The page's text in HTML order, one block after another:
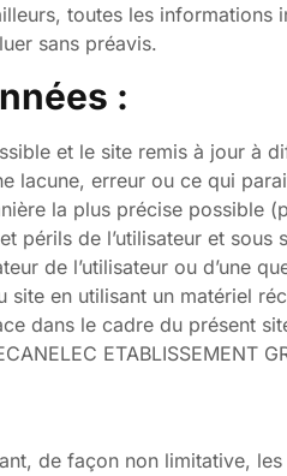
toutes les informations
sans préavis.
:
et le site remis à jour à
lacune, erreur ou ce qui
la plus précise possible
de l’utilisateur et sous
de l’utilisateur ou d’une
site en utilisant un matériel
dans le cadre du présent
ETABLISSEMENT
de façon non limitative,